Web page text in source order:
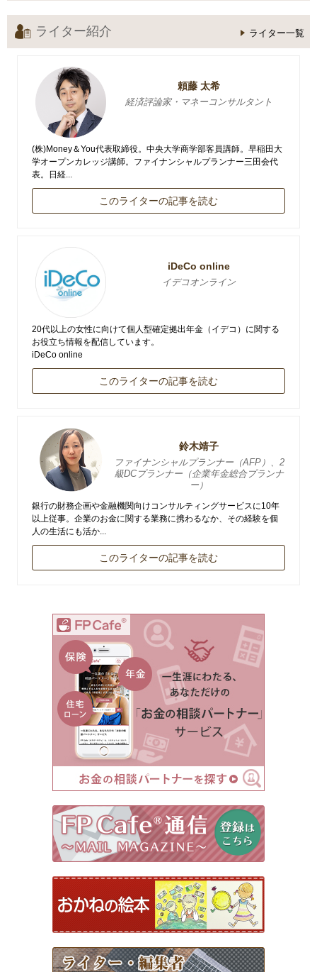
ライター紹介 ライター一覧
頼藤 太希
経済評論家・マネーコンサルタント
(株)Money＆You代表取締役。中央大学商学部客員講師。早稲田大
学オープンカレッジ講師。ファイナンシャルプランナー三田会代
表。日経...
このライターの記事を読む
iDeCo online
イデコオンライン
20代以上の女性に向けて個人型確定拠出年金（イデコ）に関する
お役立ち情報を配信しています。
iDeCo online
このライターの記事を読む
鈴木靖子
ファイナンシャルプランナー（AFP）、2
級DCプランナー（企業年金総合プランナ
ー）
銀行の財務企画や金融機関向けコンサルティングサービスに10年
以上従事。企業のお金に関する業務に携わるなか、その経験を個
人の生活にも活か...
このライターの記事を読む